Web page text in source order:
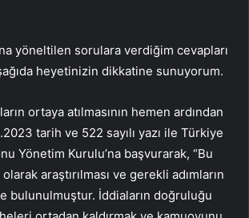
yöneltilen sorulara verdiğim cevapları
heyetinizin dikkatine sunuyorum.
ortaya atılmasının hemen ardından
tarih ve 522 sayılı yazı ile Türkiye
Yönetim Kurulu’na başvurarak, “Bu
olarak araştırılması ve gerekli adımların
bulunulmuştur. İddiaların doğruluğu